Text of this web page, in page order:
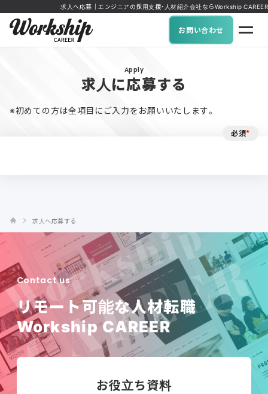
求人へ応募｜エンジニアの採用支援・人材紹介会社ならWorkship CAREER
お問い合わせ
Apply
求人に応募する
※初めての方は全項目にご入力をお願いいたします。
必須*
求人へ応募する
Contact us
リモート可能な人材転職
Workship CAREER
お役立ち資料